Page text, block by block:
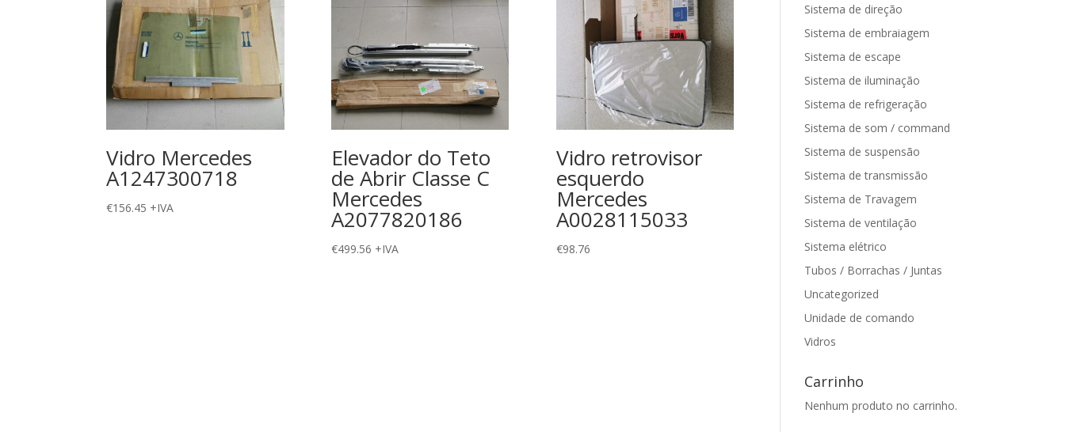
Vidro Mercedes
A1247300718
€156.45 +IVA
Elevador do Teto
de Abrir Classe C
Mercedes
A2077820186
€499.56 +IVA
Vidro retrovisor
esquerdo
Mercedes
A0028115033
€98.76
Sistema de direção
Sistema de embraiagem
Sistema de escape
Sistema de iluminação
Sistema de refrigeração
Sistema de som / command
Sistema de suspensão
Sistema de transmissão
Sistema de Travagem
Sistema de ventilação
Sistema elétrico
Tubos / Borrachas / Juntas
Uncategorized
Unidade de comando
Vidros
Carrinho
Nenhum produto no carrinho.